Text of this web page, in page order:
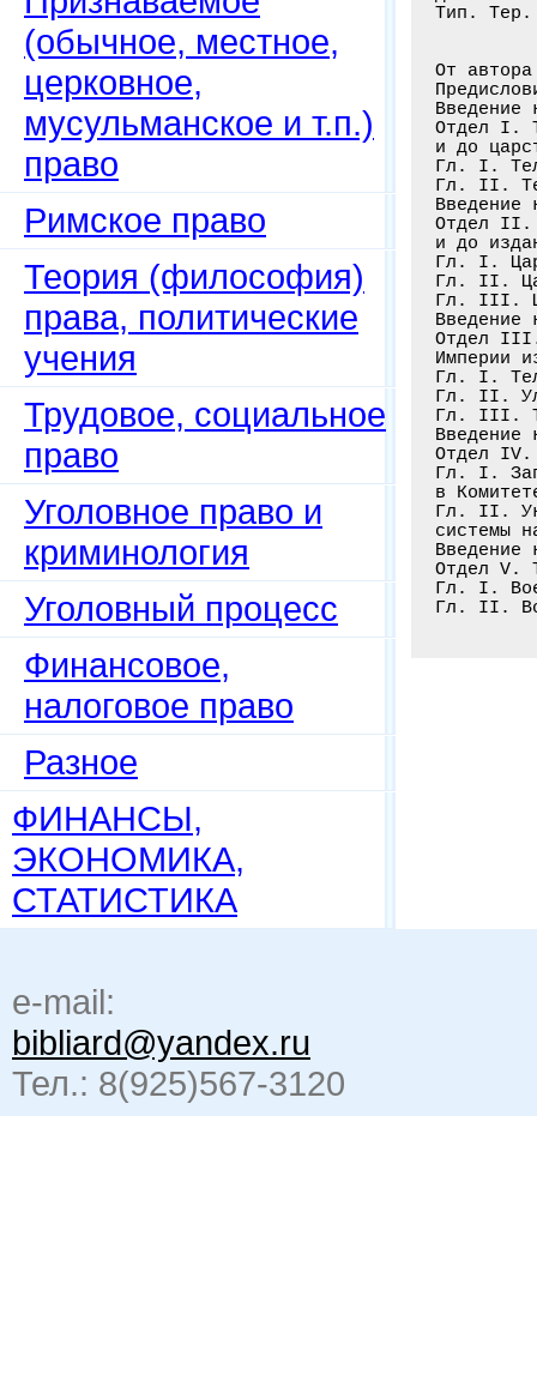
(обычное, местное,
церковное,
мусульманское и т.п.)
право
Римское право
Теория (философия)
права, политические
учения
Трудовое, социальное
право
Уголовное право и
криминология
Уголовный процесс
Финансовое,
налоговое право
Разное
ФИНАНСЫ,
ЭКОНОМИКА,
СТАТИСТИКА
Тип.
От
Отдел I.
и до
Гл. I.
Гл. II.
Отдел II.
и до
Гл. I.
Гл. II.
Гл. III.
Отдел III.
Гл. I.
Гл. II.
Гл. III.
Отдел
Гл. I.
в
Гл. II.
системы
Отдел
Гл. I.
e-mail:
bibliard@yandex.ru
Тел.: 8(925)567-3120